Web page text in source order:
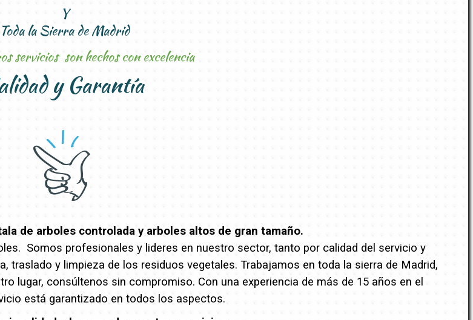
Y
Toda la Sierra de Madrid
servicios son hechos con excelencia
y Garantía
de arboles controlada y arboles altos de gran tamaño.
Somos profesionales y lideres en nuestro sector, tanto por calidad del servicio y
traslado y limpieza de los residuos vegetales. Trabajamos en toda la sierra de Madrid,
lugar, consúltenos sin compromiso. Con una experiencia de más de 15 años en el
está garantizado en todos los aspectos.